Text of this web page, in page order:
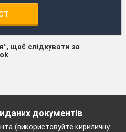
щоб слідкувати за
документів
(використовуйте кириличну